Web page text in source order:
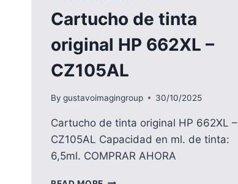
Cartucho de tinta
original HP 662XL –
CZ105AL
By gustavoimagingroup 30/10/2025
Cartucho de tinta original HP 662XL –
CZ105AL Capacidad en ml. de tinta:
6,5ml. COMPRAR AHORA
CARTUCHO